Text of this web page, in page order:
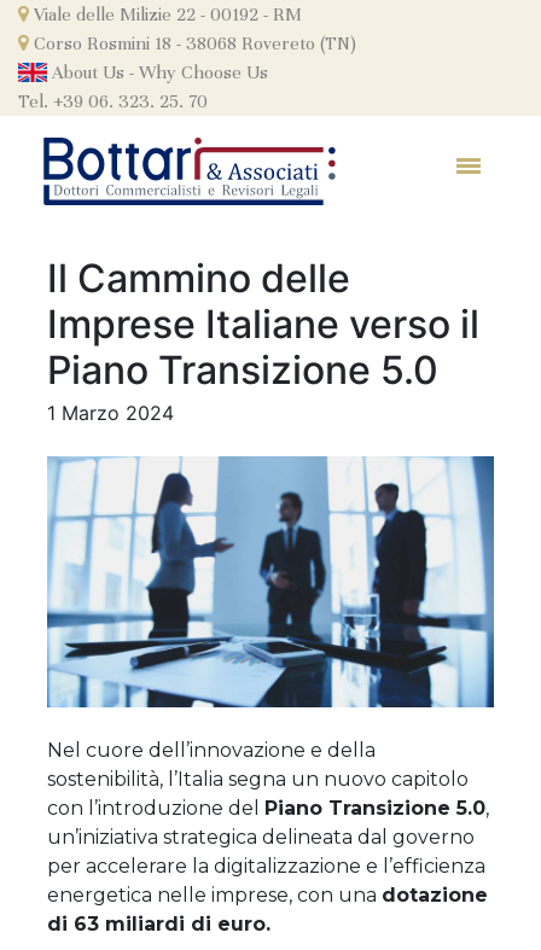
Skip
content
Viale delle Milizie 22 - 00192 - RM
Corso Rosmini 18 - 38068 Rovereto (TN)
About Us - Why Choose Us
Tel. +39 06. 323. 25. 70
Il Cammino delle
Imprese Italiane verso il
Piano Transizione 5.0
1 Marzo 2024
Nel cuore dell’innovazione e della
sostenibilità, l’Italia segna un nuovo capitolo
con l’introduzione del Piano Transizione 5.0,
un’iniziativa strategica delineata dal governo
per accelerare la digitalizzazione e l’efficienza
energetica nelle imprese, con una dotazione
di 63 miliardi di euro.